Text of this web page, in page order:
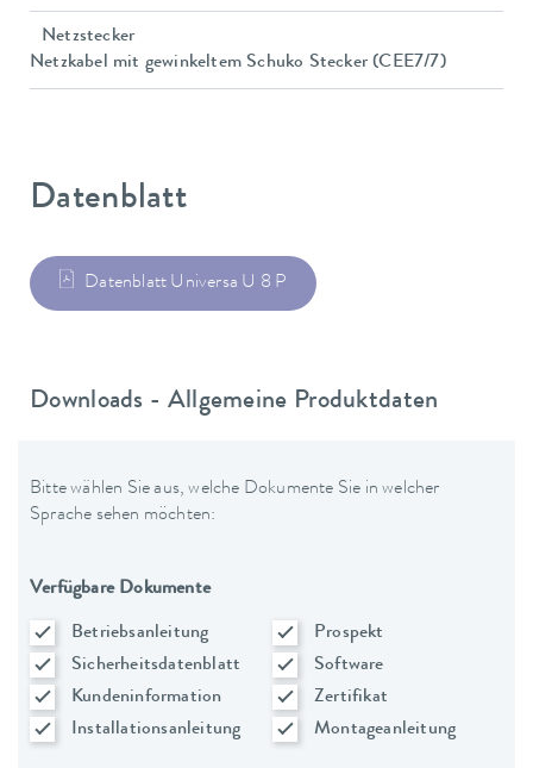
Netzstecker
Netzkabel mit gewinkeltem Schuko Stecker (CEE7/7)
Datenblatt
Datenblatt Universa U 8 P
Downloads - Allgemeine Produktdaten
Bitte wählen Sie aus, welche Dokumente Sie in welcher
Sprache sehen möchten:
Verfügbare Dokumente
Betriebsanleitung
Prospekt
Sicherheitsdatenblatt
Software
Kundeninformation
Zertifikat
Installationsanleitung
Montageanleitung